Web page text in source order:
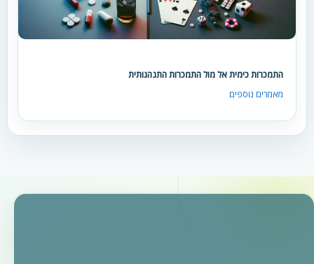
התמכרות כימית אל מול התמכרות התנהגותית
מאמרים נוספים